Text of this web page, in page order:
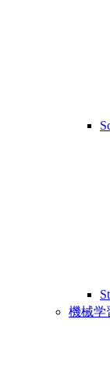
機械学